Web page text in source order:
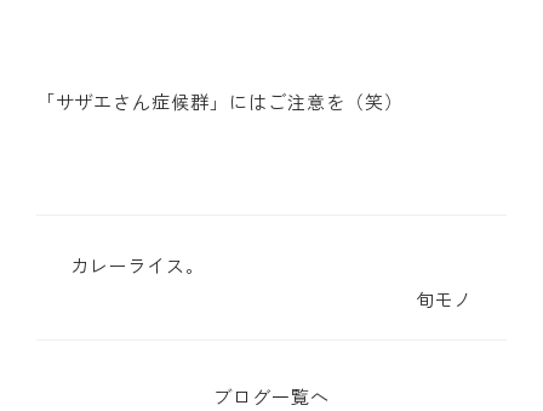
「サザエさん症候群」にはご注意を（笑）
カレーライス。
ブログ一覧へ
旬モノ